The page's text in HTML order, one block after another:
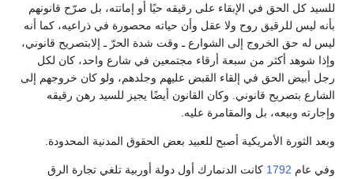
للسيد كل الحق في الإبقاء على رقيقه حيًا أو إماتته، بل صرّح قانونهم
بأنه ليس للرقيق روح ولا عقل وأن حياته محصورة في ذراعيه، كما أنه
ليس له حق الخروج إلى الشوارع ـ وقت شدة الحرّ ـ إلابتصريح قانوني،
وإذا شوهد أكثر من سبعة أرقاء مجتمعين في شارع واحد، كان لكل
رجل أبيض الحق في إلقاء القبض عليهم وجلدهم، ولو كان خروجهم إلى
الشارع بتصريح قانوني. وكان القانون أيضًا يجيز للسيد رهن رقيقه
وإجارته وبيعه، بل والمقامرة عليه.
وبعد الثورة الأمريكية أصبح للعبيد بعض الحقوق المدنية المحدودة.
وفي عام 1792 كانت الدنمارك أول دولة أوربية تلغي تجارة الرق